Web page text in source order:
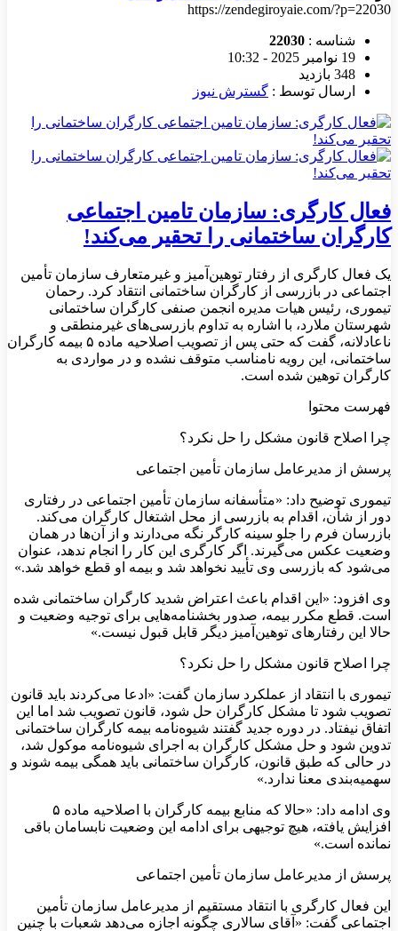
https://zendegiroyaie.com/?p=22030
شناسه : 22030
19 نوامبر 2025 - 10:32
348 بازدید
ارسال توسط : گسترش نیوز
فعال کارگری: سازمان تامین اجتماعی
کارگران ساختمانی را تحقیر می‌کند!
یک فعال کارگری از رفتار توهین‌آمیز و غیرمتعارف سازمان تأمین
اجتماعی در بازرسی از کارگران ساختمانی انتقاد کرد. رحمان
تیموری، رئیس هیات مدیره انجمن صنفی کارگران ساختمانی
شهرستان ملارد، با اشاره به تداوم بازرسی‌های غیرمنطقی و
ناعادلانه، گفت که حتی پس از تصویب اصلاحیه ماده ۵ بیمه کارگران
ساختمانی، این رویه نامناسب متوقف نشده و در مواردی به
کارگران توهین شده است.
فهرست محتوا
چرا اصلاح قانون مشکل را حل نکرد؟
پرسش از مدیرعامل سازمان تأمین اجتماعی
تیموری توضیح داد: «متأسفانه سازمان تأمین اجتماعی در رفتاری
دور از شأن، اقدام به بازرسی از محل اشتغال کارگران می‌کند.
بازرسان فرم را جلو سینه کارگر نگه می‌دارند و از آن‌ها در همان
وضعیت عکس می‌گیرند. اگر کارگری این کار را انجام ندهد، عنوان
می‌شود که بازرسی وی تأیید نخواهد شد و بیمه او قطع خواهد شد.»
وی افزود: «این اقدام باعث اعتراض شدید کارگران ساختمانی شده
است. قطع مکرر بیمه، صدور بخشنامه‌هایی برای توجیه وضعیت و
حالا این رفتارهای توهین‌آمیز دیگر قابل قبول نیست.»
چرا اصلاح قانون مشکل را حل نکرد؟
تیموری با انتقاد از عملکرد سازمان گفت: «ادعا می‌کردند باید قانون
تصویب شود تا مشکل کارگران حل شود، قانون تصویب شد اما این
اتفاق نیفتاد. در دوره جدید گفتند شیوه‌نامه بیمه کارگران ساختمانی
تدوین شود و حل مشکل کارگران به اجرای شیوه‌نامه موکول شد،
در حالی که طبق قانون، کارگران ساختمانی باید همگی بیمه شوند و
سهمیه‌بندی معنا ندارد.»
وی ادامه داد: «حالا که منابع بیمه کارگران با اصلاحیه ماده ۵
افزایش یافته، هیچ توجیهی برای ادامه این وضعیت نابسامان باقی
نمانده است.»
پرسش از مدیرعامل سازمان تأمین اجتماعی
این فعال کارگری با انتقاد مستقیم از مدیرعامل سازمان تأمین
اجتماعی گفت: «آقای سالاری چگونه اجازه می‌دهد شعبات با چنین